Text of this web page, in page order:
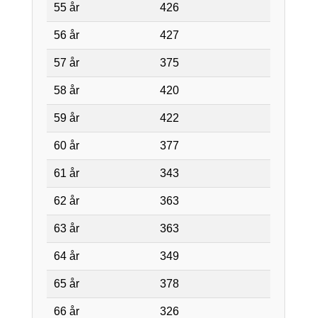
55 år 426
56 år 427
57 år 375
58 år 420
59 år 422
60 år 377
61 år 343
62 år 363
63 år 363
64 år 349
65 år 378
66 år 326